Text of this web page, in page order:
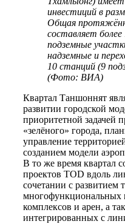
инвестиций в
Общая
составляет
подземные
надземные и
10 станций (9
(Фото: ВИА)
Квартал Таншоннят
развитии городской
приоритетной задачей
«зелёного» города,
управление
созданием модели
В то же время квартал
проектов TOD вдоль
сочетании с развитием
многофункциональных
комплексов и арен, а
интегрированных с